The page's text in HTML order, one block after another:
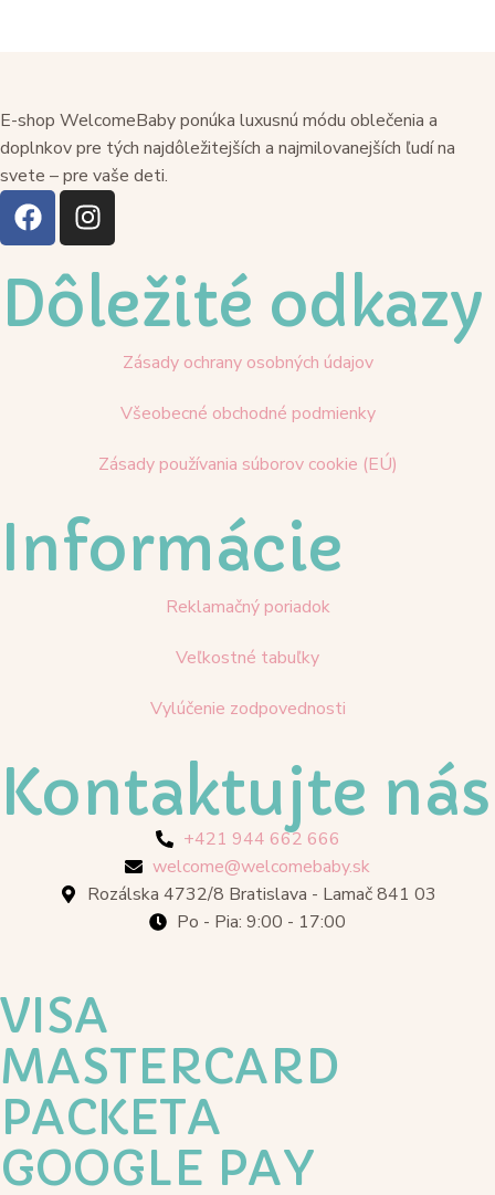
E-shop WelcomeBaby ponúka luxusnú módu oblečenia a
doplnkov pre tých najdôležitejších a najmilovanejších ľudí na
svete – pre vaše deti.
Dôležité odkazy
Zásady ochrany osobných údajov
Všeobecné obchodné podmienky
Zásady používania súborov cookie (EÚ)
Informácie
Reklamačný poriadok
Veľkostné tabuľky
Vylúčenie zodpovednosti
Kontaktujte nás
+421 944 662 666
welcome@welcomebaby.sk
Rozálska 4732/8 Bratislava - Lamač 841 03
Po - Pia: 9:00 - 17:00
VISA
MASTERCARD
PACKETA
GOOGLE PAY